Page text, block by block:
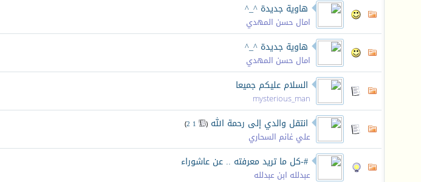
هاوية جديدة ^_^
امال حسن المهدي
هاوية جديدة ^_^
امال حسن المهدي
السلام عليكم جميعا
mysterious_man
انتقل والدي إلى رحمة الله (
1
2
)
علي غانم السحاري
#-كل ما تريد معرفته .. عن عاشوراء
عبدلله ابن عبدلله